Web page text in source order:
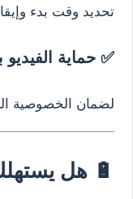
تحديد وقت بدء
✅ حماية الفيديو
لضمان الخصوصية
🔋 هل